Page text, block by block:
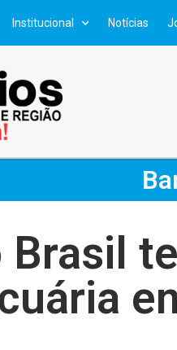
Institucional Notícias
Brasil